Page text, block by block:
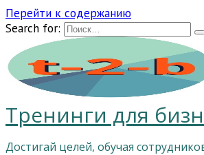
Перейти к содержанию
Search for:
Тренинги для
Достигай целей, обучая